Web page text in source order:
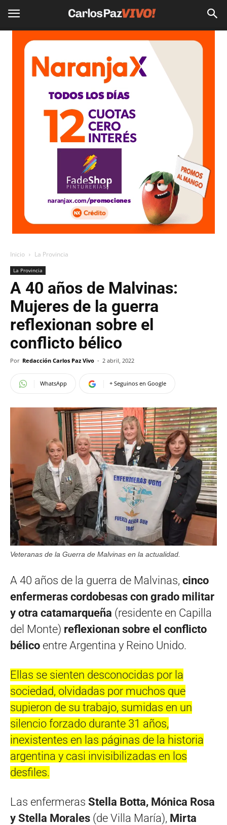
Inicio La Provincia
La Provincia
A 40 años de Malvinas:
Mujeres de la guerra
reflexionan sobre el
conflicto bélico
Por Redacción Carlos Paz Vivo - 2 abril, 2022
WhatsApp + Seguinos en Google
Veteranas de la Guerra de Malvinas en la actualidad.
A 40 años de la guerra de Malvinas, cinco
enfermeras cordobesas con grado militar
y otra catamarqueña (residente en Capilla
del Monte) reflexionan sobre el conflicto
bélico entre Argentina y Reino Unido.
Ellas se sienten desconocidas por la
sociedad, olvidadas por muchos que
supieron de su trabajo, sumidas en un
silencio forzado durante 31 años,
inexistentes en las páginas de la historia
argentina y casi invisibilizadas en los
desfiles.
Las enfermeras Stella Botta, Mónica Rosa
y Stella Morales (de Villa María), Mirta